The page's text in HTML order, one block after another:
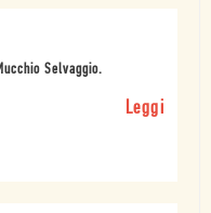
Selvaggio.
Leggi